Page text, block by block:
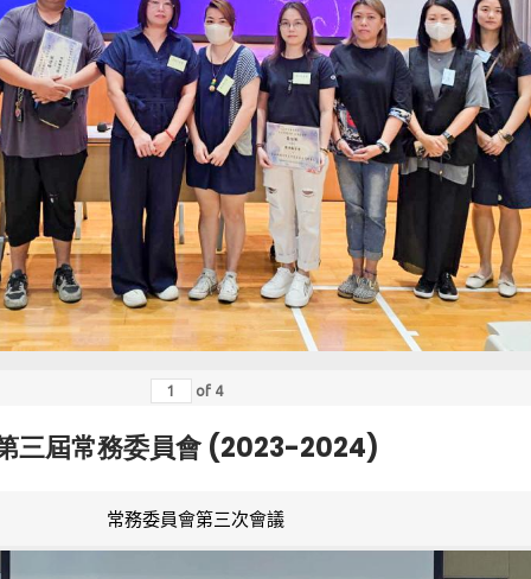
of 4
三屆常務委員會 (2023-2024)
常務委員會第三次會議